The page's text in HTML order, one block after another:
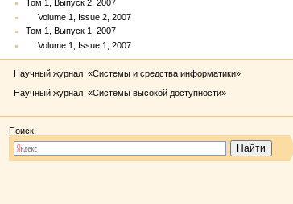
Том 1, Выпуск 2, 2007
Volume 1, Issue 2, 2007
Том 1, Выпуск 1, 2007
Volume 1, Issue 1, 2007
Научный журнал «Системы и средства информатики»
Научный журнал «Системы высокой доступности»
Поиск: